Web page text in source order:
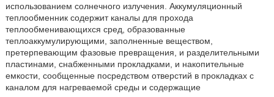
использованием солнечного излучения. Аккумуляционный
теплообменник содержит каналы для прохода
теплообменивающихся сред, образованные
теплоаккумулирующими, заполненные веществом,
претерпевающим фазовые превращения, и разделительными
пластинами, снабженными прокладками, и накопительные
емкости, сообщенные посредством отверстий в прокладках с
каналом для нагреваемой среды и содержащие